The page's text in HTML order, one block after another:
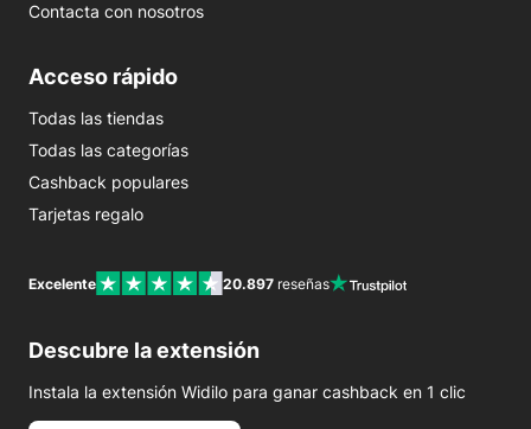
Contacta con nosotros
Acceso rápido
Todas las tiendas
Todas las categorías
Cashback populares
Tarjetas regalo
Excelente 20.897 reseñas
Descubre la extensión
Instala la extensión Widilo para ganar cashback en 1 clic